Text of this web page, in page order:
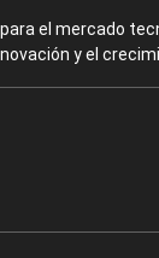
el mercado
y el